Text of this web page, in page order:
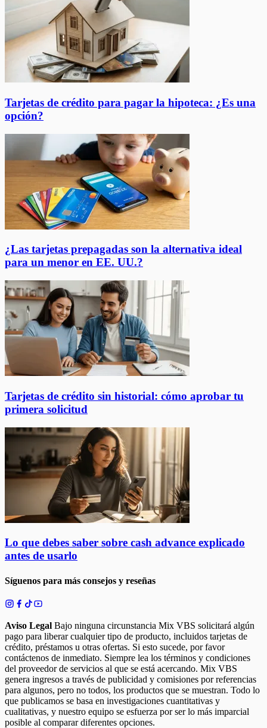
Tarjetas de crédito para pagar la hipoteca: ¿Es una
opción?
¿Las tarjetas prepagadas son la alternativa ideal
para un menor en EE. UU.?
Tarjetas de crédito sin historial: cómo aprobar tu
primera solicitud
Lo que debes saber sobre cash advance explicado
antes de usarlo
Síguenos para más consejos y reseñas
Aviso Legal Bajo ninguna circunstancia Mix VBS solicitará algún
pago para liberar cualquier tipo de producto, incluidos tarjetas de
crédito, préstamos u otras ofertas. Si esto sucede, por favor
contáctenos de inmediato. Siempre lea los términos y condiciones
del proveedor de servicios al que se está acercando. Mix VBS
genera ingresos a través de publicidad y comisiones por referencias
para algunos, pero no todos, los productos que se muestran. Todo lo
que publicamos se basa en investigaciones cuantitativas y
cualitativas, y nuestro equipo se esfuerza por ser lo más imparcial
posible al comparar diferentes opciones.